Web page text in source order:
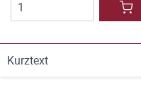
Kurztext